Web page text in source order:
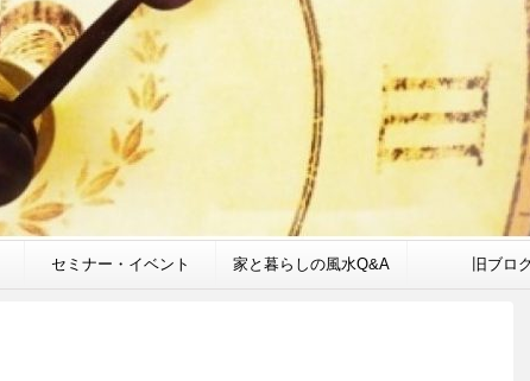
セミナー・イベント 家と暮らしの風水Q&A 旧ブロ